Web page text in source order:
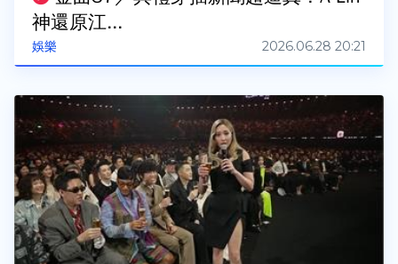
娛樂
神還原江...
2026.06.28 20:21